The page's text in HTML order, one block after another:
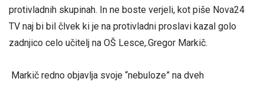
protivladnih skupinah. In ne boste verjeli, kot piše Nova24
TV naj bi bil člvek ki je na protivladni proslavi kazal golo
zadnjico celo učitelj na OŠ Lesce,.Gregor Markič.
Markič redno objavlja svoje “nebuloze” na dveh